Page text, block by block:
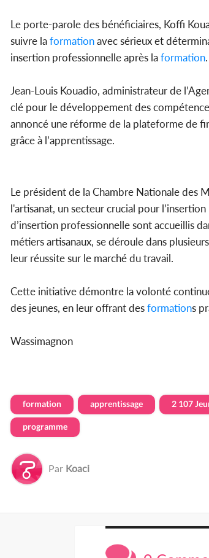
Le porte-parole des bénéficiaires, Koffi
suivre laformationavec sérieux et
insertion professionnelle après laformation.
Jean-Louis Kouadio, administrateur de
clé pour le développement des
annoncé une réforme de la plateforme de
grâce à l’apprentissage.
Le président de la Chambre Nationale des
l'artisanat, un secteur crucial pour
d’insertion professionnelle sont accueillis
métiers artisanaux, se déroule dans
leur réussite sur le marché du travail.
Cette initiative démontre la volonté
des jeunes, en leur offrant desformations
Wassimagnon
formation apprentissage 2 107
programme
Par Koaci